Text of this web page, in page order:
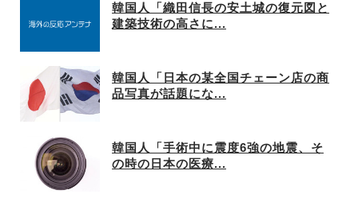
韓国人「織田信長の安土城の復元図と
建築技術の高さに...
韓国人「日本の某全国チェーン店の商
品写真が話題にな...
韓国人「手術中に震度6強の地震、そ
の時の日本の医療...